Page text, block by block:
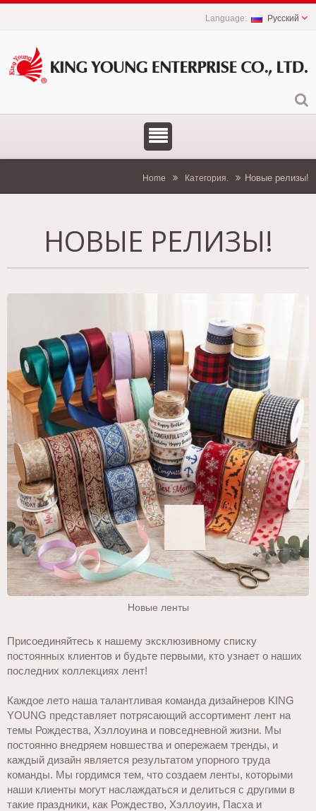
Русский
Home Категория. Новые релизы!
НОВЫЕ РЕЛИЗЫ!
Новые ленты
Присоединяйтесь к нашему эксклюзивному списку
постоянных клиентов и будьте первыми, кто узнает о наших
последних коллекциях лент!
Каждое лето наша талантливая команда дизайнеров KING
YOUNG представляет потрясающий ассортимент лент на
темы Рождества, Хэллоуина и повседневной жизни. Мы
постоянно внедряем новшества и опережаем тренды, и
каждый дизайн является результатом упорного труда
команды. Мы гордимся тем, что создаем ленты, которыми
наши клиенты могут наслаждаться и делиться с другими в
такие праздники, как Рождество, Хэллоуин, Пасха и